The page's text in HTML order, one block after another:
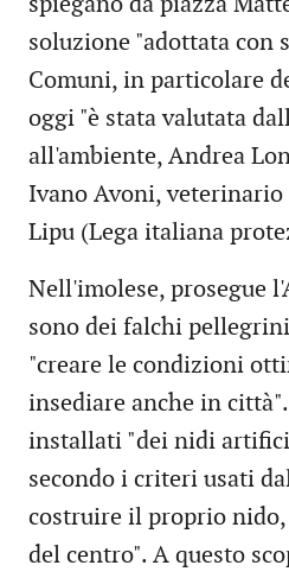
soluzione "adottata con
Comuni, in particolare
oggi "è stata valutata
all'ambiente, Andrea
Ivano Avoni, veterinario
Lipu (Lega italiana
Nell'imolese, prosegue
sono dei falchi
"creare le condizioni
insediare anche in
installati "dei nidi
secondo i criteri usati
costruire il proprio
del centro". A questo